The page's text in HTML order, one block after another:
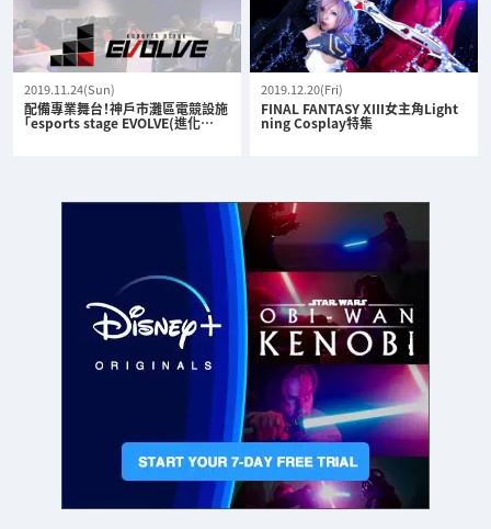
2019.11.24(Sun)
配備專業舞台！神戶市灘區電競設施
「esports stage EVOLVE(進化…
2019.12.20(Fri)
FINAL FANTASY XIII女主角Light
ning Cosplay特集